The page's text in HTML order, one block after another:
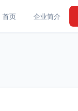
首页 企业简介